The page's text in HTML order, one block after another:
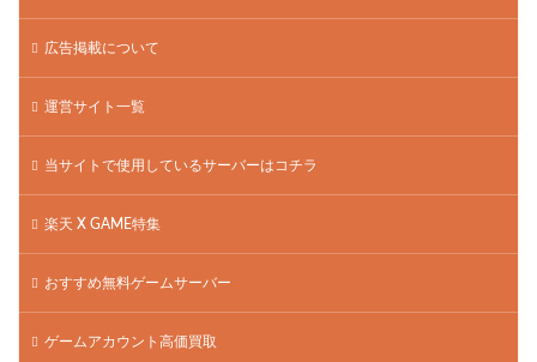
広告掲載について
運営サイト一覧
当サイトで使用しているサーバーはコチラ
楽天 X GAME特集
おすすめ無料ゲームサーバー
ゲームアカウント高価買取